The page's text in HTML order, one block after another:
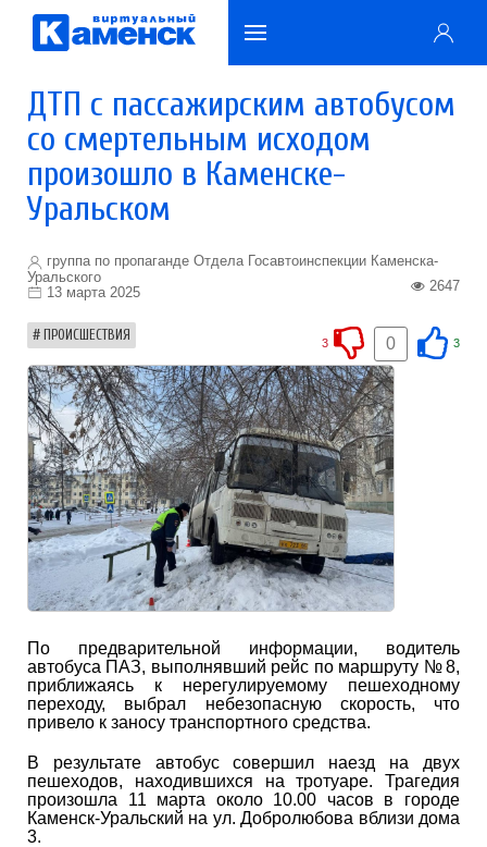
ДТП с пассажирским автобусом
со смертельным исходом
произошло в Каменске-
Уральском
группа по пропаганде Отдела Госавтоинспекции Каменска-
Уральского
13 марта 2025
2647
ПРОИСШЕСТВИЯ 3
0
3
По предварительной информации, водитель
автобуса ПАЗ, выполнявший рейс по маршруту № 8,
приближаясь к нерегулируемому пешеходному
переходу, выбрал небезопасную скорость, что
привело к заносу транспортного средства.
В результате автобус совершил наезд на двух
пешеходов, находившихся на тротуаре. Трагедия
произошла 11 марта около 10.00 часов в городе
Каменск-Уральский на ул. Добролюбова вблизи дома
3.